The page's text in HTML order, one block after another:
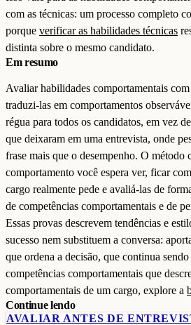
com as técnicas: um processo completo
porque verificar as habilidades técnicas
distinta sobre o mesmo candidato.
Em resumo
Avaliar habilidades comportamentais
traduzi-las em comportamentos
régua para todos os candidatos, em vez
que deixaram em uma entrevista, onde
frase mais que o desempenho. O método
comportamento você espera ver, ficar
cargo realmente pede e avaliá-las de
de competências comportamentais e de
Essas provas descrevem tendências e
sucesso nem substituem a conversa:
que ordena a decisão, que continua
competências comportamentais que
comportamentais de um cargo, explore a
Continue lendo
AVALIAR ANTES DE